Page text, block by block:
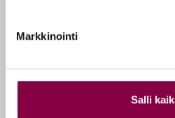
Markkinointi
Salli